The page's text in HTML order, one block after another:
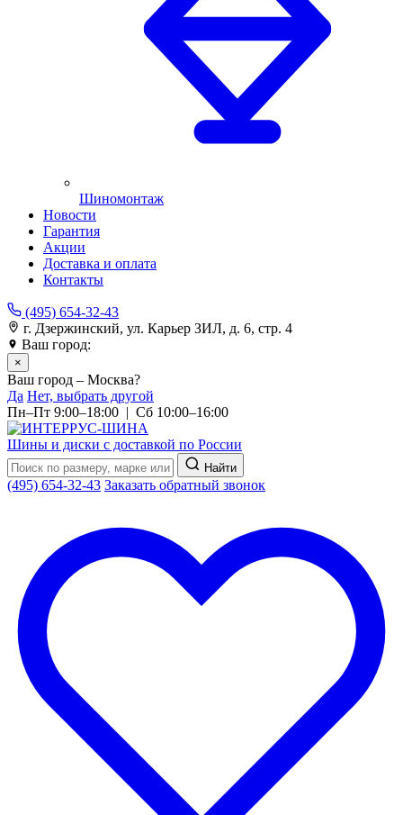
Шиномонтаж
Новости
Гарантия
Акции
Доставка и оплата
Контакты
(495) 654-32-43
г. Дзержинский, ул. Карьер ЗИЛ, д. 6, стр. 4
Ваш город:
×
Ваш город – Москва?
Да Нет, выбрать другой
Пн–Пт 9:00–18:00 | Сб 10:00–16:00
Шины и диски с доставкой по России
Найти
(495) 654-32-43 Заказать обратный звонок